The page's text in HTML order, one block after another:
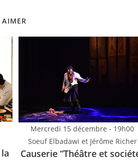
Mercredi 15 décembre - 19h00
Soeuf Elbadawi et Jérôme Richer
Causerie “Théâtre et